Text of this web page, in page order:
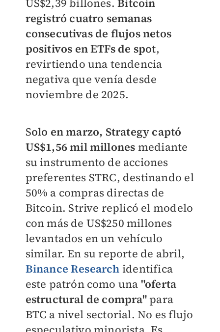
US$2,39 billones.Bitcoin
registró cuatro semanas
consecutivas de flujos netos
positivos en ETFs de spot,
revirtiendo una tendencia
negativa que venía desde
noviembre de 2025.
Solo en marzo, Strategy captó
US$1,56 mil millones mediante
su instrumento de acciones
preferentes STRC, destinando el
50% a compras directas de
Bitcoin. Strive replicó el modelo
con más de US$250 millones
levantados en un vehículo
similar. En su reporte de abril,
Binance Research identifica
este patrón como una "oferta
estructural de compra" para
BTC a nivel sectorial. No es flujo